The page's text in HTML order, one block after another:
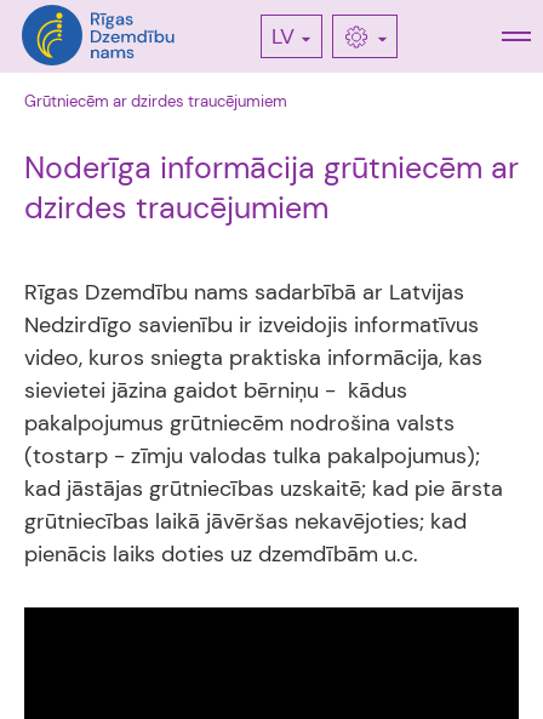
LV
Grūtniecēm ar dzirdes traucējumiem
Noderīga informācija grūtniecēm ar
dzirdes traucējumiem
Rīgas Dzemdību nams sadarbībā ar Latvijas
Nedzirdīgo savienību ir izveidojis informatīvus
video, kuros sniegta praktiska informācija, kas
sievietei jāzina gaidot bērniņu - kādus
pakalpojumus grūtniecēm nodrošina valsts
(tostarp - zīmju valodas tulka pakalpojumus);
kad jāstājas grūtniecības uzskaitē; kad pie ārsta
grūtniecības laikā jāvēršas nekavējoties; kad
pienācis laiks doties uz dzemdībām u.c.